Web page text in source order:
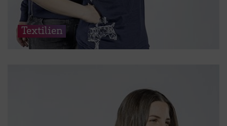
Textilien